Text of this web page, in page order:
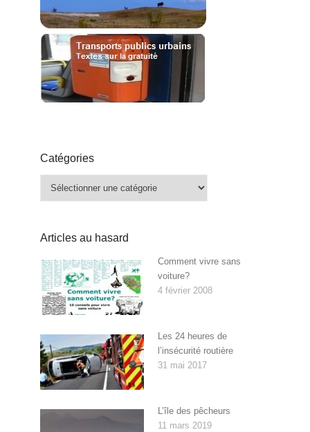
Catégories
Catégories
Articles au hasard
Comment vivre sans
voiture?
4 février 2008
Les 24 heures de
l’insécurité routière
31 mai 2017
L’île des pêcheurs
11 mars 2019